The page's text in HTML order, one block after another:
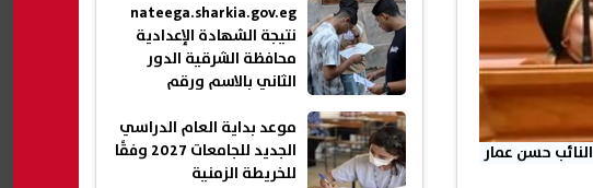
النائب حسن عمار
nateega.sharkia.gov.eg
نتيجة الشهادة الإعدادية
محافظة الشرقية الدور
الثاني بالاسم ورقم
موعد بداية العام الدراسي
الجديد للجامعات 2027 وفقًا
للخريطة الزمنية